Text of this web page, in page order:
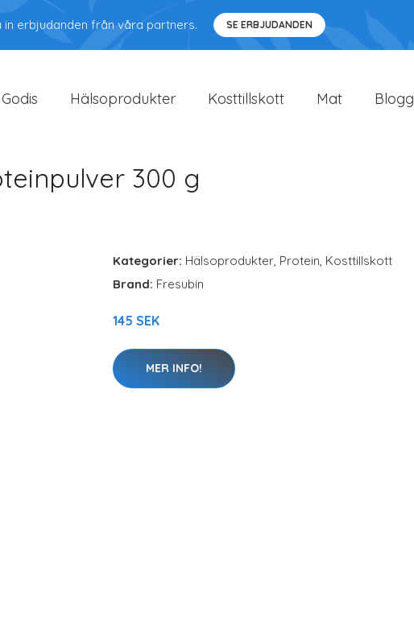
in erbjudanden från våra partners. SE ERBJUDANDEN
Godis Hälsoprodukter Kosttillskott Mat Blogg
300 g
Kategorier: Hälsoprodukter, Protein, Kosttillskott
Brand: Fresubin
145 SEK
MER INFO!